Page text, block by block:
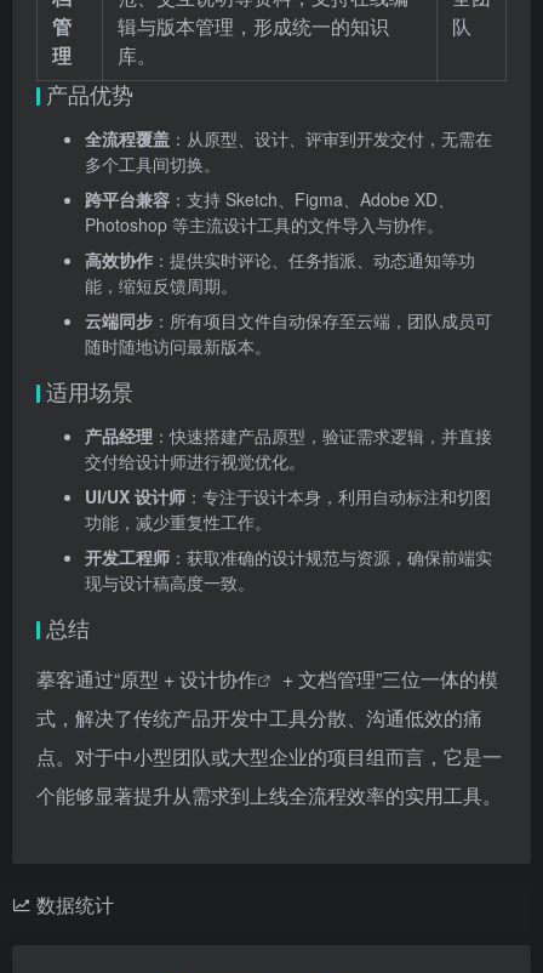
管
理
辑与版本管理，形成统一的知识
库。
队
产品优势
全流程覆盖 ：从原型、设计、评审到开发交付，无需在
多个工具间切换。
跨平台兼容 ：支持 Sketch、Figma、Adobe XD、
Photoshop 等主流设计工具的文件导入与协作。
高效协作 ：提供实时评论、任务指派、动态通知等功
能，缩短反馈周期。
云端同步 ：所有项目文件自动保存至云端，团队成员可
随时随地访问最新版本。
适用场景
产品经理 ：快速搭建产品原型，验证需求逻辑，并直接
交付给设计师进行视觉优化。
UI/UX 设计师 ：专注于设计本身，利用自动标注和切图
功能，减少重复性工作。
开发工程师 ：获取准确的设计规范与资源，确保前端实
现与设计稿高度一致。
总结
摹客通过“原型 +设计协作
+ 文档管理”三位一体的模
式，解决了传统产品开发中工具分散、沟通低效的痛
点。对于中小型团队或大型企业的项目组而言，它是一
个能够显著提升从需求到上线全流程效率的实用工具。
数据统计